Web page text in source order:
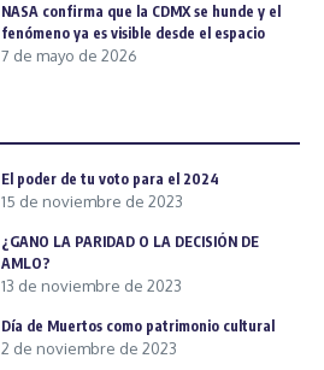
NASA confirma que la CDMX se hunde y el
fenómeno ya es visible desde el espacio
7 de mayo de 2026
El poder de tu voto para el 2024
15 de noviembre de 2023
¿GANO LA PARIDAD O LA DECISIÓN DE
AMLO?
13 de noviembre de 2023
Día de Muertos como patrimonio cultural
2 de noviembre de 2023